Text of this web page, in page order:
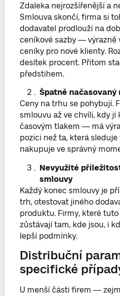
Zdaleka nejrozšířenější a
Smlouva skončí, firma si
dodavatel prodlouží na
ceníkové sazby — výrazně
ceníky pro nové klienty.
desítek procent. Přitom
předstihem.
Špatně načasovaný
Ceny na trhu se pohybují.
smlouvu až ve chvíli, kdy
časovým tlakem — má
pozici než ta, která
nakupuje ve správný
Nevyužité
smlouvy
Každý konec smlouvy je
trh, otestovat jiného
produktu. Firmy, které
zůstávají tam, kde jsou, i
lepší podmínky.
Distribuční
specifické
U menší části firem —